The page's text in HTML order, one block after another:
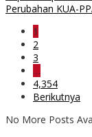
Perubahan KUA-
1
2
3
…
4,354
Berikutnya
No More Posts